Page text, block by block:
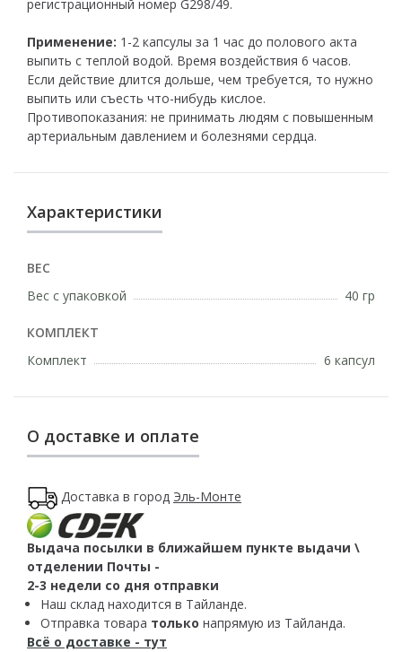
регистрационный номер G298/49.
Применение: 1-2 капсулы за 1 час до полового акта
выпить с теплой водой. Время воздействия 6 часов.
Если действие длится дольше, чем требуется, то нужно
выпить или съесть что-нибудь кислое.
Противопоказания: не принимать людям с повышенным
артериальным давлением и болезнями сердца.
Характеристики
ВЕС
Вес с упаковкой
40 гр
КОМПЛЕКТ
Комплект
6 капсул
О доставке и оплате
Доставка в город Эль-Монте
Выдача посылки в ближайшем пункте выдачи \
отделении Почты -
2-3 недели со дня отправки
Наш склад находится в Тайланде.
Отправка товара только напрямую из Тайланда.
Всё о доставке - тут